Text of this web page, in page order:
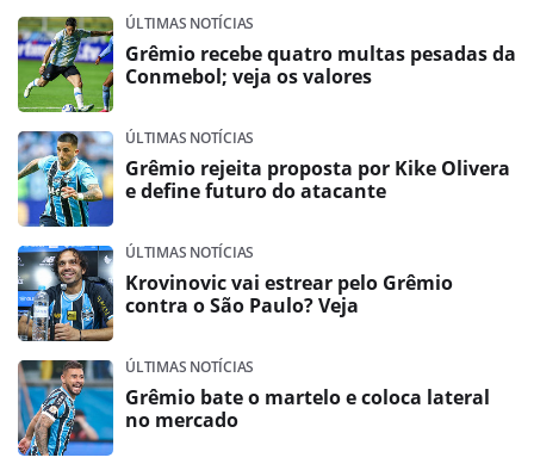
ÚLTIMAS NOTÍCIAS
Grêmio recebe quatro multas pesadas da
Conmebol; veja os valores
ÚLTIMAS NOTÍCIAS
Grêmio rejeita proposta por Kike Olivera
e define futuro do atacante
ÚLTIMAS NOTÍCIAS
Krovinovic vai estrear pelo Grêmio
contra o São Paulo? Veja
ÚLTIMAS NOTÍCIAS
Grêmio bate o martelo e coloca lateral
no mercado